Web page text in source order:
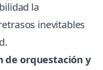
la
inevitables
de orquestación y